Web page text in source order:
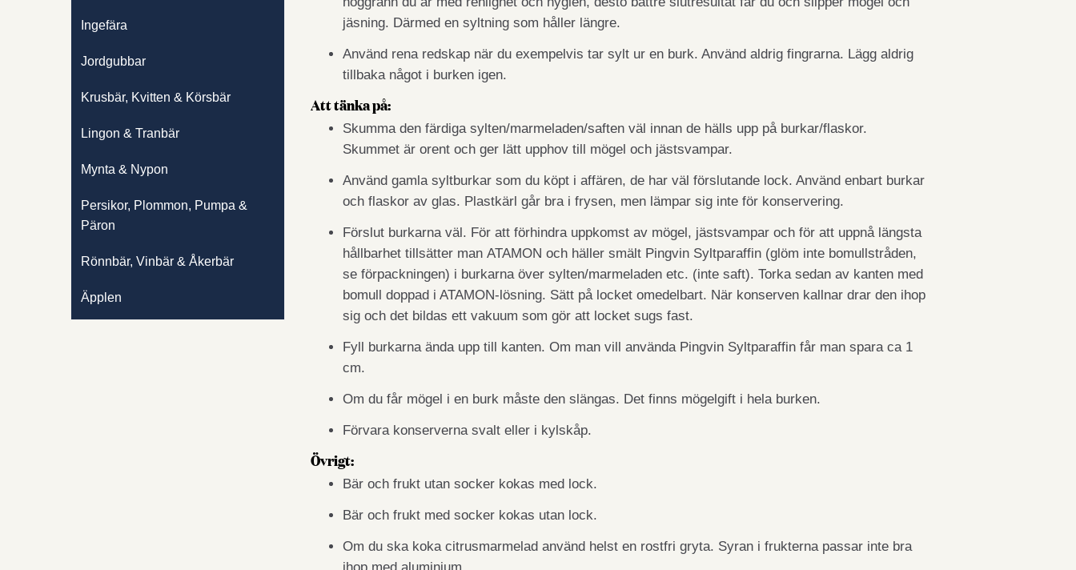
Ingefära
Jordgubbar
Krusbär, Kvitten & Körsbär
Lingon & Tranbär
Mynta & Nypon
Persikor, Plommon, Pumpa &
Päron
Rönnbär, Vinbär & Åkerbär
Äpplen
jäsning. Därmed en syltning som håller längre.
Använd rena redskap när du exempelvis tar sylt ur en burk. Använd aldrig fingrarna. Lägg aldrig
tillbaka något i burken igen.
Att tänka på:
Skumma den färdiga sylten/marmeladen/saften väl innan de hälls upp på burkar/flaskor.
Skummet är orent och ger lätt upphov till mögel och jästsvampar.
Använd gamla syltburkar som du köpt i affären, de har väl förslutande lock. Använd enbart burkar
och flaskor av glas. Plastkärl går bra i frysen, men läm­par sig inte för konservering.
Förslut burkarna väl. För att förhindra uppkomst av mögel, jästsvampar och för att uppnå längsta
hållbarhet tillsätter man ATAMON och häller smält Pingvin Syltparaffin (glöm inte bomullstråden,
se förpackningen) i burkarna över sylten/marmeladen etc. (inte saft). Torka sedan av kanten med
bomull doppad i ATAMON-lösning. Sätt på locket omedelbart. När konserven kallnar drar den ihop
sig och det bildas ett vakuum som gör att locket sugs fast.
Fyll burkarna ända upp till kanten. Om man vill använda Pingvin Syltparaffin får man spara ca 1
cm.
Om du får mögel i en burk måste den slängas. Det finns mögelgift i hela burken.
Förvara konserverna svalt eller i kylskåp.
Övrigt:
Bär och frukt utan socker kokas med lock.
Bär och frukt med socker kokas utan lock.
Om du ska koka citrusmarmelad använd helst en rostfri gryta. Syran i frukterna passar inte bra